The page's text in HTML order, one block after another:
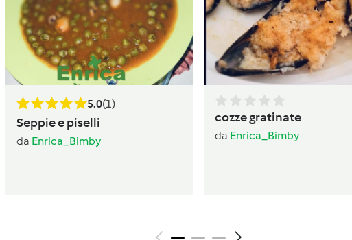
5.0(1)
Seppie e piselli
da Enrica_Bimby
cozze gratinate
da Enrica_Bimby